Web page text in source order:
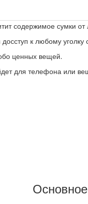
содержимое сумки
к любому уголку
ценных вещей.
для телефона или
Основное